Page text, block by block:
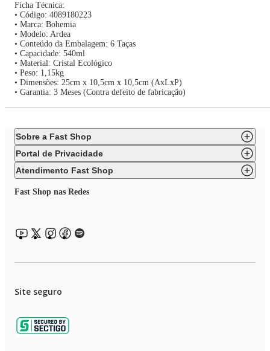
Ficha Técnica:
• Código: 4089180223
• Marca: Bohemia
• Modelo: Ardea
• Conteúdo da Embalagem: 6 Taças
• Capacidade: 540ml
• Material: Cristal Ecológico
• Peso: 1,15kg
• Dimensões: 25cm x 10,5cm x 10,5cm (AxLxP)
• Garantia: 3 Meses (Contra defeito de fabricação)
Sobre a Fast Shop
Portal de Privacidade
Atendimento Fast Shop
Fast Shop nas Redes
Site seguro